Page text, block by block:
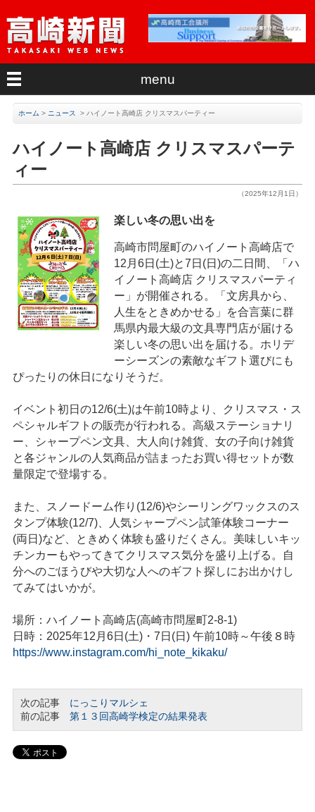
menu
ホーム > ニュース >ハイノート高崎店 クリスマスパーティー
ハイノート高崎店 クリスマスパーテ
ィー
（2025年12月1日）
楽しい冬の思い出を
高崎市問屋町のハイノート高崎店で
12月6日(土)と7日(日)の二日間、「ハ
イノート高崎店 クリスマスパーティ
ー」が開催される。「文房具から、
人生をときめかせる」を合言葉に群
馬県内最大級の文具専門店が届ける
楽しい冬の思い出を届ける。ホリデ
ーシーズンの素敵なギフト選びにも
ぴったりの休日になりそうだ。
イベント初日の12/6(土)は午前10時より、クリスマス・ス
ペシャルギフトの販売が行われる。高級ステーショナリ
ー、シャープペン文具、大人向け雑貨、女の子向け雑貨
と各ジャンルの人気商品が詰まったお買い得セットが数
量限定で登場する。
また、スノードーム作り(12/6)やシーリングワックスのス
タンプ体験(12/7)、人気シャープペン試筆体験コーナー
(両日)など、ときめく体験も盛りだくさん。美味しいキッ
チンカーもやってきてクリスマス気分を盛り上げる。自
分へのごほうびや大切な人へのギフト探しにお出かけし
てみてはいかが。
場所：ハイノート高崎店(高崎市問屋町2-8-1)
日時：2025年12月6日(土)・7日(日) 午前10時～午後８時
https://www.instagram.com/hi_note_kikaku/
次の記事 にっこりマルシェ
前の記事 第１３回高崎学検定の結果発表